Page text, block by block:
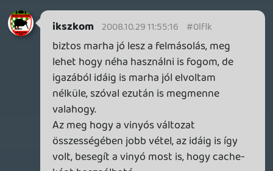
"Ej ráérünk arra még" kijelentéssel
legyeznek egyet,aztán Magyar live-unk
meg nem lesz...Így aztán valamit ki kellett
találni amivel érzékeltetni tudják velünk a
maximális Ms supportot.Másik: "Arcade
nagyon jó áru ajánlat" Valóban,de ha
nemsokára érkezik az új Dash,akkor mi az
atya úristent csinál szegény "Casual"
gamer?Hát egész egyszerűen átb@szva
érzi majd magát,hogy ott van pl a játék
másolás lehetőség,de sajnos nincs hdd,hát
akkor venni kell,de akkor olcsóbb lett
volna a pro pack...És máris egy elégedetlen
ügyféllel több...